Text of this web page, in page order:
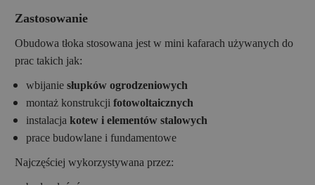
Zastosowanie
Obudowa tłoka stosowana jest w mini kafarach używanych do
prac takich jak:
wbijanie słupków ogrodzeniowych
montaż konstrukcji fotowoltaicznych
instalacja kotew i elementów stalowych
prace budowlane i fundamentowe
Najczęściej wykorzystywana przez: